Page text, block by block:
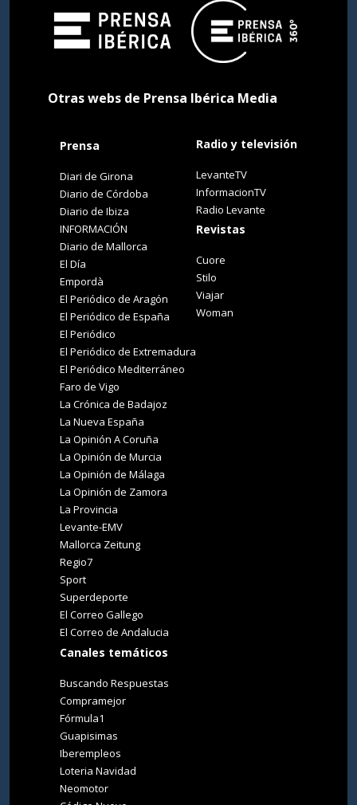
Otras webs de Prensa Ibérica Media
Prensa
Diari de Girona
Diario de Córdoba
Diario de Ibiza
INFORMACIÓN
Diario de Mallorca
El Día
Empordà
El Periódico de Aragón
El Periódico de España
El Periódico
El Periódico de Extremadura
El Periódico Mediterráneo
Faro de Vigo
La Crónica de Badajoz
La Nueva España
La Opinión A Coruña
La Opinión de Murcia
La Opinión de Málaga
La Opinión de Zamora
La Provincia
Levante-EMV
Mallorca Zeitung
Regio7
Sport
Superdeporte
El Correo Gallego
El Correo de Andalucia
Canales temáticos
Buscando Respuestas
Compramejor
Fórmula1
Guapisimas
Iberempleos
Loteria Navidad
Neomotor
Radio y televisión
LevanteTV
InformacionTV
Radio Levante
Revistas
Cuore
Stilo
Viajar
Woman